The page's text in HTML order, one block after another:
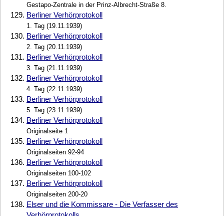
Gestapo-Zentrale in der Prinz-Albrecht-Straße 8.
129. Berliner Verhörprotokoll
1. Tag (19.11.1939)
130. Berliner Verhörprotokoll
2. Tag (20.11.1939)
131. Berliner Verhörprotokoll
3. Tag (21.11.1939)
132. Berliner Verhörprotokoll
4. Tag (22.11.1939)
133. Berliner Verhörprotokoll
5. Tag (23.11.1939)
134. Berliner Verhörprotokoll
Originalseite 1
135. Berliner Verhörprotokoll
Originalseiten 92-94
136. Berliner Verhörprotokoll
Originalseiten 100-102
137. Berliner Verhörprotokoll
Originalseiten 200-20
138. Elser und die Kommissare - Die Verfasser des